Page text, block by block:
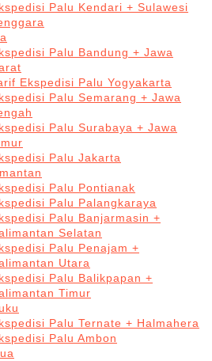
Palu Kendari + Sulawesi
Palu Bandung + Jawa
Ekspedisi Palu Yogyakarta
Palu Semarang + Jawa
Palu Surabaya + Jawa
Palu Jakarta
Palu Pontianak
Palu Palangkaraya
Palu Banjarmasin +
Selatan
Palu Penajam +
Utara
Palu Balikpapan +
Timur
Palu Ternate + Halmahera
Palu Ambon